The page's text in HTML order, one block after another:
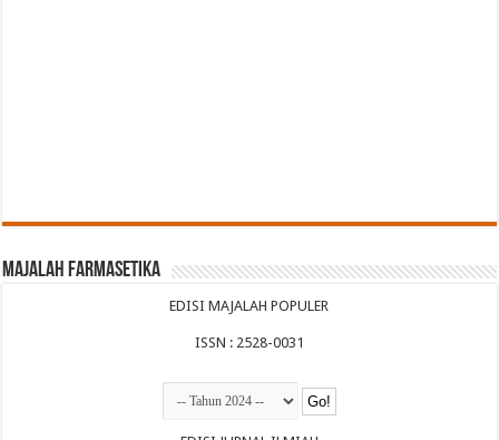
Majalah Farmasetika
EDISI MAJALAH POPULER
ISSN : 2528-0031